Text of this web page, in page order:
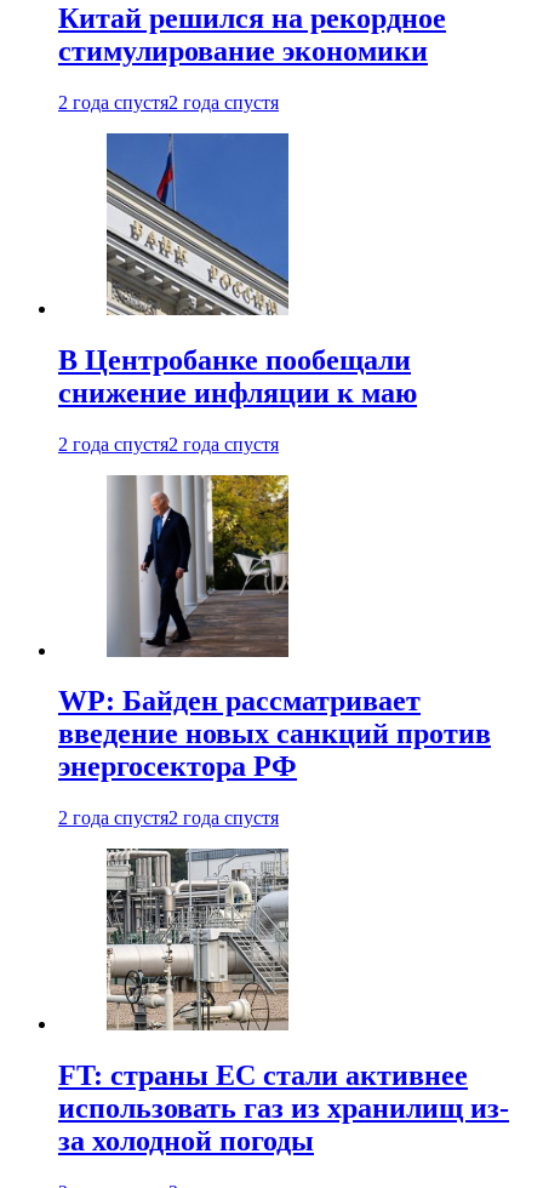
Китай решился на рекордное
стимулирование экономики
2 года спустя2 года спустя
В Центробанке пообещали
снижение инфляции к маю
2 года спустя2 года спустя
WP: Байден рассматривает
введение новых санкций против
энергосектора РФ
2 года спустя2 года спустя
FT: страны ЕС стали активнее
использовать газ из хранилищ из-
за холодной погоды